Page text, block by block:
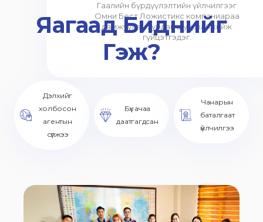
Гаалийн бүрдүүлэлтийн үйлчилгээг
Омни Бест Ложистикс компаниараа
дамжуулан хурдан шуурхай хийж
гүйцэтгэдэг.
Яагаад Биднийг
Гэж?
Дэлхийг
холбосон
агентын
сүлжээ
Бүх ачаа
даатгагдсан
Чанарын
баталгаат
үйлчилгээ